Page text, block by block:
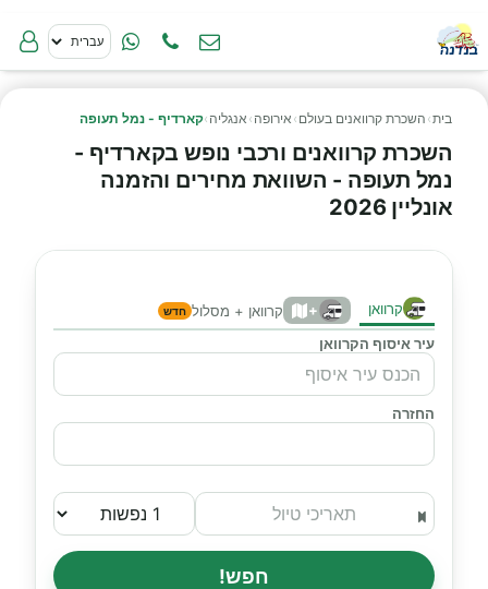
בית› השכרת קרוואנים בעולם › אירופה › אנגליה ›קארדיף - נמל תעופה
השכרת קרוואנים ורכבי נופש בקארדיף -
נמל תעופה - השוואת מחירים והזמנה
אונליין 2026
קרוואן + קרוואן + מסלול חדש
עיר איסוף הקרוואן
החזרה
חפש!